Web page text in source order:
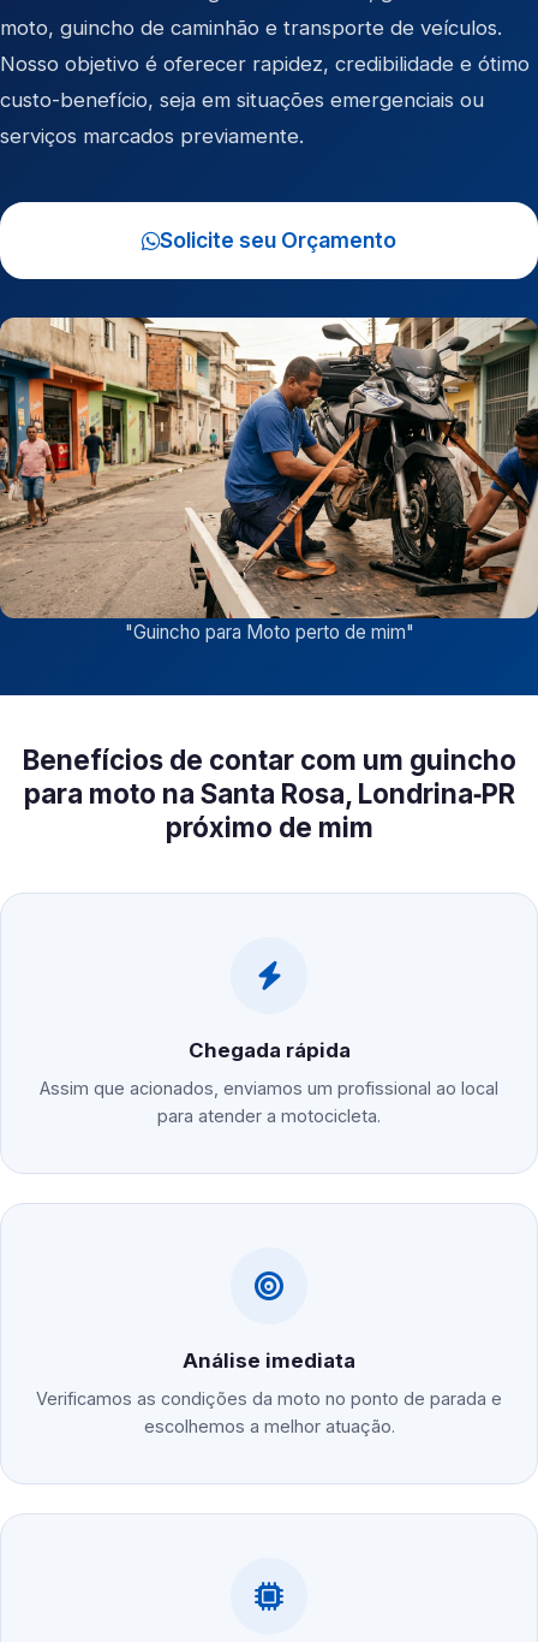
moto, guincho de caminhão e transporte de veículos.
Nosso objetivo é oferecer rapidez, credibilidade e ótimo
custo-benefício, seja em situações emergenciais ou
serviços marcados previamente.
Solicite seu Orçamento
"Guincho para Moto perto de mim"
Benefícios de contar com um guincho
para moto na Santa Rosa, Londrina‑PR
próximo de mim
Chegada rápida
Assim que acionados, enviamos um profissional ao local
para atender a motocicleta.
Análise imediata
Verificamos as condições da moto no ponto de parada e
escolhemos a melhor atuação.